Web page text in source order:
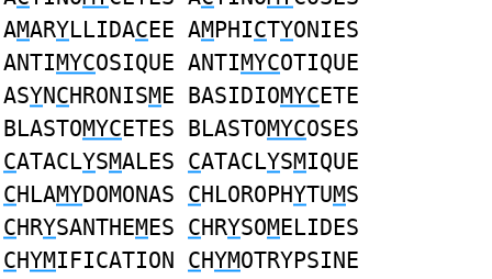
AMARYLLIDACEE AMPHICTYONIES
ANTIMYCOSIQUE ANTIMYCOTIQUE
ASYNCHRONISME BASIDIOMYCETE
BLASTOMYCETES BLASTOMYCOSES
CATACLYSMALES CATACLYSMIQUE
CHLAMYDOMONAS CHLOROPHYTUMS
CHRYSANTHEMES CHRYSOMELIDES
CHYMIFICATION CHYMOTRYPSINE